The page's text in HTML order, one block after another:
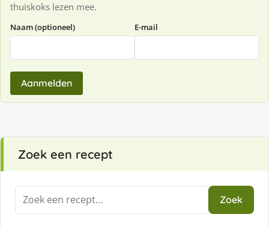
thuiskoks lezen mee.
Naam (optioneel) E-mail
Aanmelden
Zoek een recept
Zoeken
naar:
Zoek